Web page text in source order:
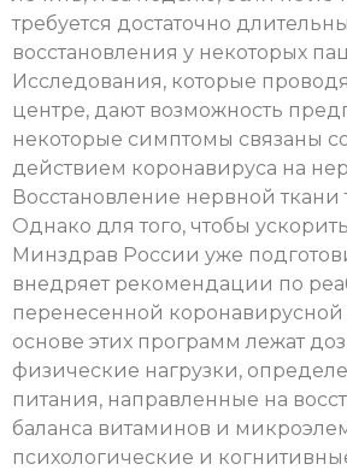
требуется достаточно
восстановления у некоторых
Исследования, которые
центре, дают возможность
некоторые симптомы связаны
действием коронавируса на
Восстановление нервной ткани
Однако для того, чтобы
Минздрав России уже
внедряет рекомендации по
перенесенной
основе этих программ лежат
физические нагрузки,
питания, направленные на
баланса витаминов и
психологические и